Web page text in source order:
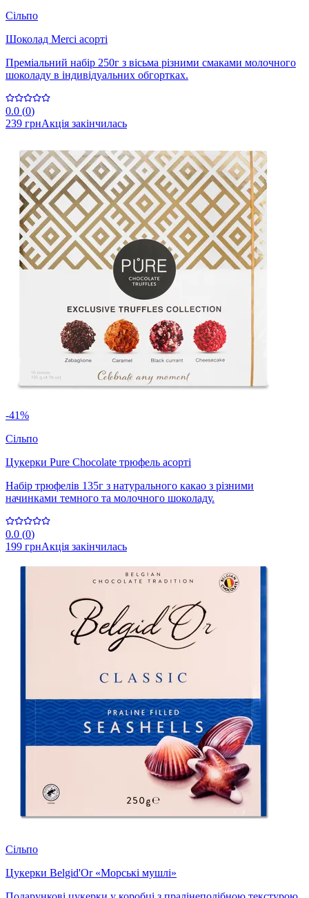
Сільпо
Шоколад Merci асорті
Преміальний набір 250г з вісьма різними смаками молочного
шоколаду в індивідуальних обгортках.
0.0 (0)
239 грнАкція закінчилась
-41%
Сільпо
Цукерки Pure Chocolate трюфель асорті
Набір трюфелів 135г з натурального какао з різними
начинками темного та молочного шоколаду.
0.0 (0)
199 грнАкція закінчилась
Сільпо
Цукерки Belgid'Or «Морські мушлі»